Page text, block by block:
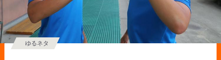
ゆるネタ